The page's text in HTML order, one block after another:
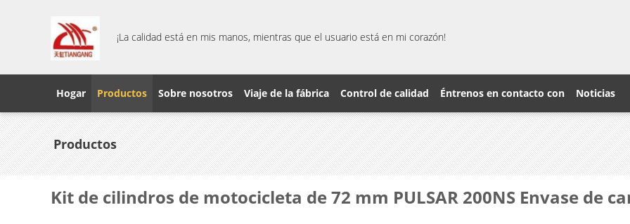
¡La calidad está en mis manos, mientras que el usuario está en mi corazón!
Hogar Productos Sobre nosotros Viaje de la fábrica Control de calidad Éntrenos en contacto con Noticias
Productos
Kit de cilindros de motocicleta de 72 mm PULSAR 200NS Envase de